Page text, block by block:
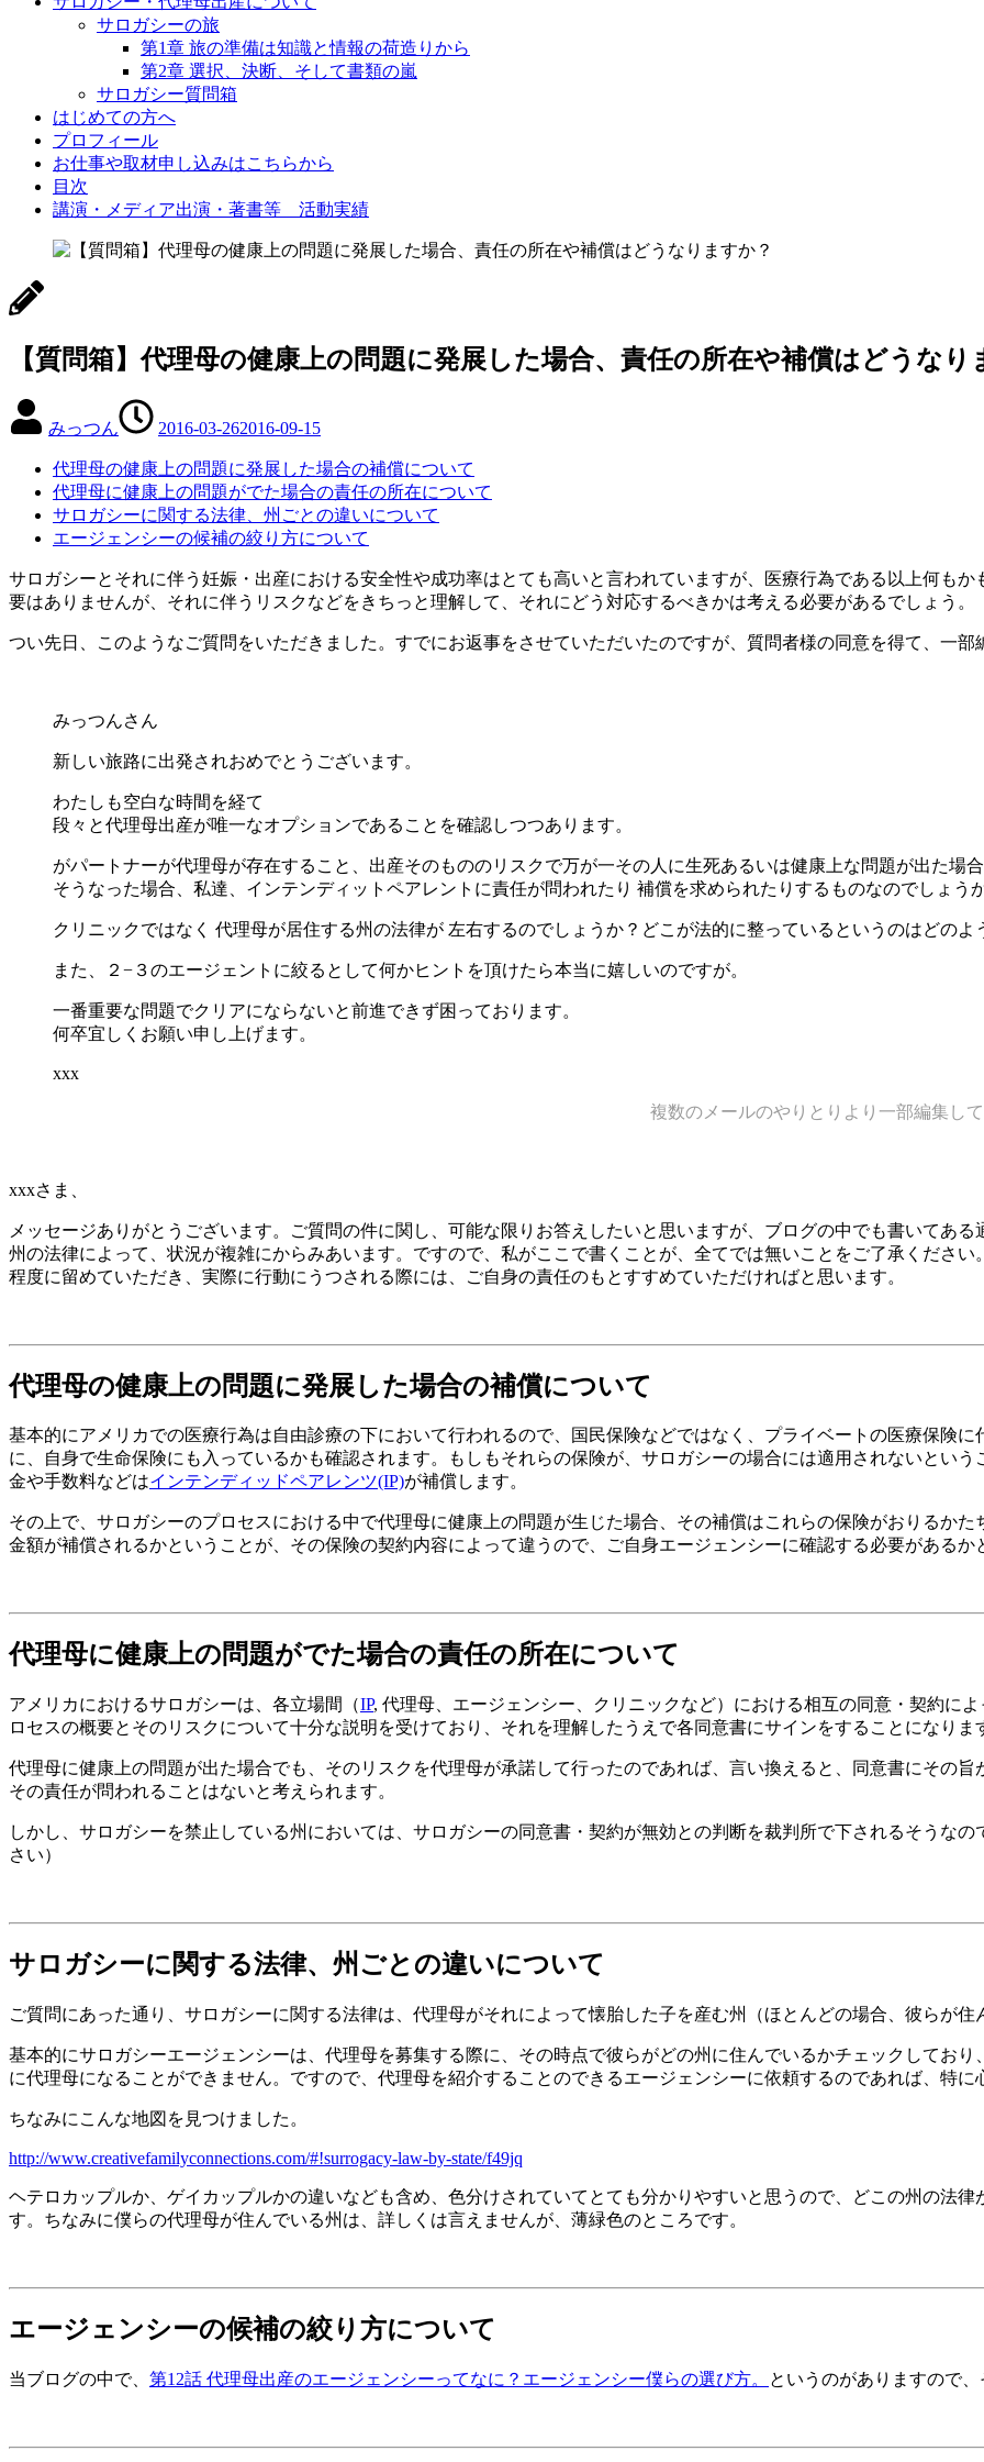
サロガシーの旅
第1章 旅の準備は知識と情報の荷造りから
第2章 選択、決断、そして書類の嵐
サロガシー質問箱
はじめての方へ
プロフィール
お仕事や取材申し込みはこちらから
目次
講演・メディア出演・著書等 活動実績
【質問箱】代理母の健康上の問題に発展した場合、責任の所在や補償はどうなり
みっつん 2016-03-262016-09-15
代理母の健康上の問題に発展した場合の補償について
代理母に健康上の問題がでた場合の責任の所在について
サロガシーに関する法律、州ごとの違いについて
エージェンシーの候補の絞り方について
サロガシーとそれに伴う妊娠・出産における安全性や成功率はとても高いと言われていますが、医療行為である以上何も
要はありませんが、それに伴うリスクなどをきちっと理解して、それにどう対応するべきかは考える必要があるでしょう。
つい先日、このようなご質問をいただきました。すでにお返事をさせていただいたのですが、質問者様の同意を得て、一
みっつんさん
新しい旅路に出発されおめでとうございます。
わたしも空白な時間を経て
段々と代理母出産が唯一なオプションであることを確認しつつあります。
がパートナーが代理母が存在すること、出産そのもののリスクで万が一その人に生死あるいは健康上な問題が出た場
そうなった場合、私達、インテンディットペアレントに責任が問われたり 補償を求められたりするものなのでしょう
クリニックではなく 代理母が居住する州の法律が 左右するのでしょうか？どこが法的に整っているというのはどの
また、２−３のエージェントに絞るとして何かヒントを頂けたら本当に嬉しいのですが。
一番重要な問題でクリアにならないと前進できず困っております。
何卒宜しくお願い申し上げます。
xxx
複数のメールのやりとりより一部編集し
xxxさま、
メッセージありがとうございます。ご質問の件に関し、可能な限りお答えしたいと思いますが、ブログの中でも書いてあ
州の法律によって、状況が複雑にからみあいます。ですので、私がここで書くことが、全てでは無いことをご了承くださ
程度に留めていただき、実際に行動にうつされる際には、ご自身の責任のもとすすめていただければと思います。
代理母の健康上の問題に発展した場合の補償について
基本的にアメリカでの医療行為は自由診療の下において行われるので、国民保険などではなく、プライベートの医療保険
に、自身で生命保険にも入っているかも確認されます。もしもそれらの保険が、サロガシーの場合には適用されないとい
金や手数料などはインテンディッドペアレンツ(IP)が補償します。
その上で、サロガシーのプロセスにおける中で代理母に健康上の問題が生じた場合、その補償はこれらの保険がおりるか
金額が補償されるかということが、その保険の契約内容によって違うので、ご自身エージェンシーに確認する必要があるか
代理母に健康上の問題がでた場合の責任の所在について
アメリカにおけるサロガシーは、各立場間（IP, 代理母、エージェンシー、クリニックなど）における相互の同意・契約に
ロセスの概要とそのリスクについて十分な説明を受けており、それを理解したうえで各同意書にサインをすることになりま
代理母に健康上の問題が出た場合でも、そのリスクを代理母が承諾して行ったのであれば、言い換えると、同意書にその
その責任が問われることはないと考えられます。
しかし、サロガシーを禁止している州においては、サロガシーの同意書・契約が無効との判断を裁判所で下されるそうな
さい）
サロガシーに関する法律、州ごとの違いについて
ご質問にあった通り、サロガシーに関する法律は、代理母がそれによって懐胎した子を産む州（ほとんどの場合、彼らが住
基本的にサロガシーエージェンシーは、代理母を募集する際に、その時点で彼らがどの州に住んでいるかチェックしてお
に代理母になることができません。ですので、代理母を紹介することのできるエージェンシーに依頼するのであれば、特
ちなみにこんな地図を見つけました。
http://www.creativefamilyconnections.com/#!surrogacy-law-by-state/f49jq
ヘテロカップルか、ゲイカップルかの違いなども含め、色分けされていてとても分かりやすいと思うので、どこの州の法
す。ちなみに僕らの代理母が住んでいる州は、詳しくは言えませんが、薄緑色のところです。
エージェンシーの候補の絞り方について
当ブログの中で、 第12話 代理母出産のエージェンシーってなに？エージェンシー僕らの選び方。 というのがありますので